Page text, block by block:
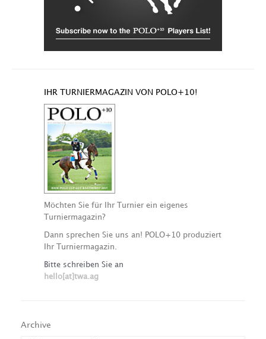
IHR TURNIERMAGAZIN VON POLO+10!
Möchten Sie für Ihr Turnier ein eigenes
Turniermagazin?
Dann sprechen Sie uns an! POLO+10 produziert
Ihr Turniermagazin.
Bitte schreiben Sie an
hello[at]twa.ag
Archive